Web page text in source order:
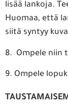
lisää lankoja.
Huomaa, että
siitä syntyy
8. Ompele niin
9. Ompele